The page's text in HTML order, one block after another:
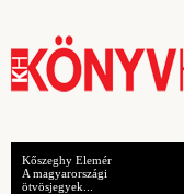
Kőszeghy Elemér
A magyarországi
ötvösjegyek...